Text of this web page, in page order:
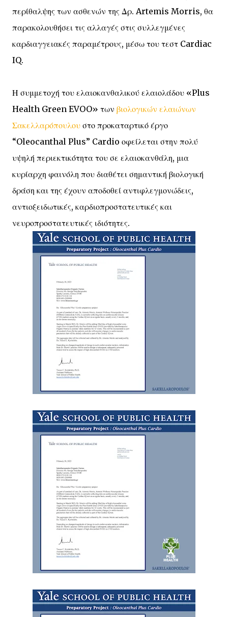
περίθαλψης των ασθενών της Δρ. Artemis Morris, θα
παρακολουθήσει τις αλλαγές στις συλλεγμένες
καρδιαγγειακές παραμέτρους, μέσω του τεστ Cardiac
IQ.
Η συμμετοχή του ελαιοκανθαλικού ελαιολάδου «Plus
Health Green EVOO» των βιολογικών ελαιώνων
Σακελλαρόπουλου στο προκαταρτικό έργο
“Oleocanthal Plus” Cardio οφείλεται στην πολύ
υψηλή περιεκτικότητα του σε ελαιοκανθάλη, μια
κυρίαρχη φαινόλη που διαθέτει σημαντική βιολογική
δράση και της έχουν αποδοθεί αντιφλεγμονώδεις,
αντιοξειδωτικές, καρδιοπροστατευτικές και
νευροπροστατευτικές ιδιότητες.